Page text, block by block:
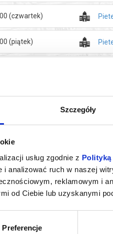
Szczegóły
usług zgodnie z
i analizować ruch w naszej
reklamowym i
od Ciebie lub uzyskanymi
Preferencje
(czwartek)
(piątek)
(czwartek)